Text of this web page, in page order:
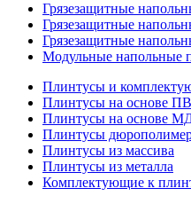
Грязезащитные
Грязезащитные
Грязезащитные
Модульные напольные
Плинтусы и
Плинтусы на основе
Плинтусы на основе
Плинтусы
Плинтусы из массива
Плинтусы из металла
Комплектующие к